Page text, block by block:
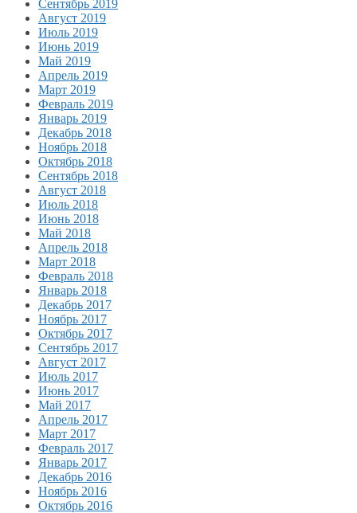
Сентябрь 2019
Август 2019
Июль 2019
Июнь 2019
Май 2019
Апрель 2019
Март 2019
Февраль 2019
Январь 2019
Декабрь 2018
Ноябрь 2018
Октябрь 2018
Сентябрь 2018
Август 2018
Июль 2018
Июнь 2018
Май 2018
Апрель 2018
Март 2018
Февраль 2018
Январь 2018
Декабрь 2017
Ноябрь 2017
Октябрь 2017
Сентябрь 2017
Август 2017
Июль 2017
Июнь 2017
Май 2017
Апрель 2017
Март 2017
Февраль 2017
Январь 2017
Декабрь 2016
Ноябрь 2016
Октябрь 2016